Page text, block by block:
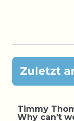
Zuletzt
Timmy
Why can't